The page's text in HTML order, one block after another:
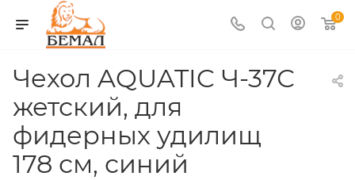
0
Чехол AQUATIC Ч-37С
жетский, для
фидерных удилищ
178 см, синий